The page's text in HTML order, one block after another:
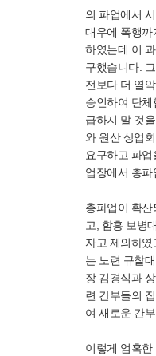
의 파업에서
대우에 폭행까
하였는데 이
구했습니다.
전보다 더 열
승인하여 단체
급하지 말 것
와 원산 상업
요구하고 파
업장에서 총파
총파업이 확
고, 함흥 보병
자고 제의하
는 노련 규찰
장 김경식과
련 간부들의
여 새로운 간
이렇게 엄혹한